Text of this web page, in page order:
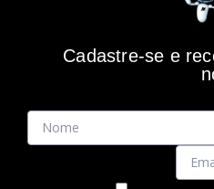
KINGSTON
Memória para Notebook
Código: 50806
Vendido e Entregue por:
Cadastre-se e